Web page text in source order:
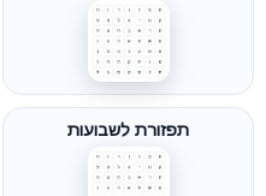
תפזורת לשבועות